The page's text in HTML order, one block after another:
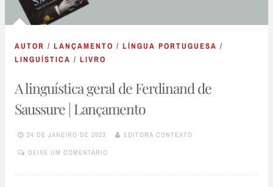
AUTOR / LANÇAMENTO / LÍNGUA PORTUGUESA /
LINGUÍSTICA / LIVRO
A linguística geral de Ferdinand de
Saussure | Lançamento
24 DE JANEIRO DE 2023 EDITORA CONTEXTO
DEIXE UM COMENTÁRIO